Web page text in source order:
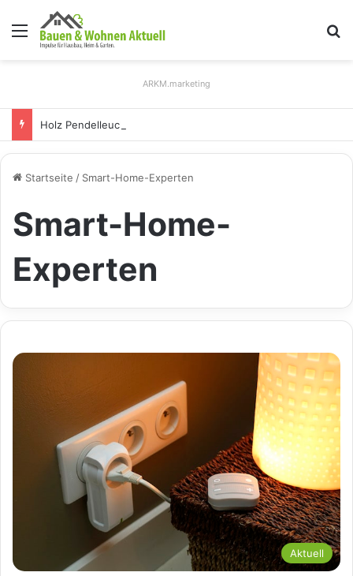
Menü
ARKM.marketing
Startseite / Smart-Home-Experten
Smart-Home-
Experten
Aktuell